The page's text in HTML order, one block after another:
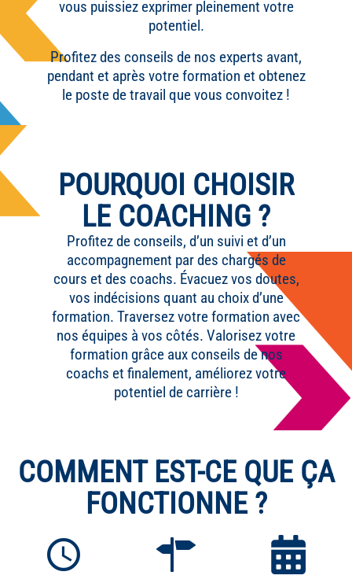
vous puissiez exprimer pleinement votre
potentiel.
Profitez des conseils de nos experts avant,
pendant et après votre formation et obtenez
le poste de travail que vous convoitez !
POURQUOI CHOISIR
LE COACHING ?
Profitez de conseils, d’un suivi et d’un
accompagnement par des chargés de
cours et des coachs. Évacuez vos doutes,
vos indécisions quant au choix d’une
formation. Traversez votre formation avec
nos équipes à vos côtés. Valorisez votre
formation grâce aux conseils de nos
coachs et finalement, améliorez votre
potentiel de carrière !
COMMENT EST-CE QUE ÇA
FONCTIONNE ?